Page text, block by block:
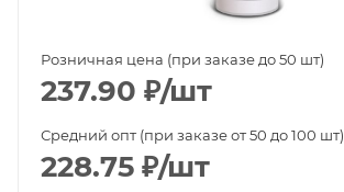
Розничная цена (при заказе до 50 шт)
237.90 ₽/шт
Средний опт (при заказе от 50 до 100 шт)
228.75 ₽/шт